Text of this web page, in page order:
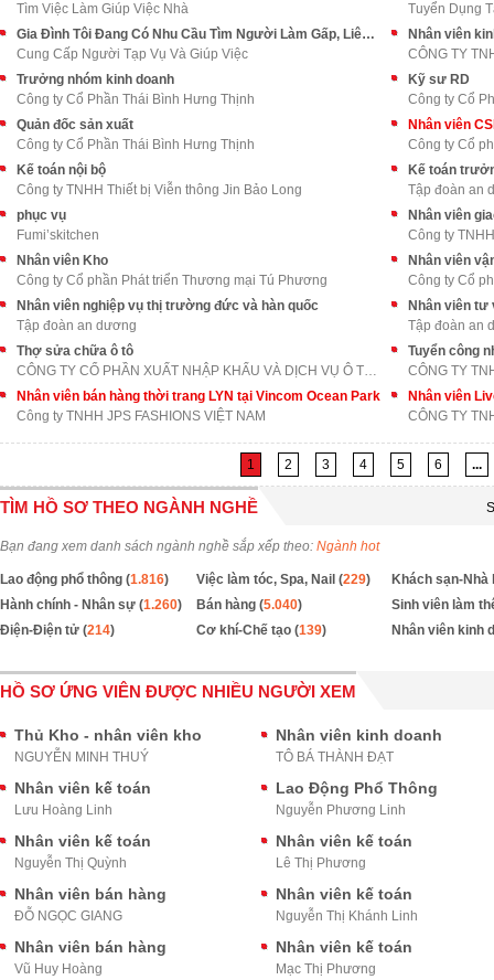
Tìm Việc Làm Giúp Việc Nhà
Tuyển Dụng
Gia Đình Tôi Đang Có Nhu Cầu Tìm Người Làm Gấp, Liên Hệ Ngay
Cung Cấp Người Tạp Vụ Và Giúp Việc
Nhân viên
CÔNG TY
Trưởng nhóm kinh doanh
Công ty Cổ Phần Thái Bình Hưng Thịnh
Kỹ sư RD
Công ty Cổ
Quản đốc sản xuất
Công ty Cổ Phần Thái Bình Hưng Thịnh
Nhân viên
Công ty Cổ
Kế toán nội bộ
Công ty TNHH Thiết bị Viễn thông Jin Bảo Long
Kế toán
Tập đoàn an
phục vụ
Fumi’skitchen
Nhân viên
Công ty
Nhân viên Kho
Công ty Cổ phần Phát triển Thương mại Tú Phương
Nhân viên
Công ty Cổ
Nhân viên nghiệp vụ thị trường đức và hàn quốc
Tập đoàn an dương
Nhân viên tư
Tập đoàn an
Thợ sửa chữa ô tô
CÔNG TY CỔ PHẦN XUẤT NHẬP KHẨU VÀ DỊCH VỤ Ô TÔ LON
Tuyển công
CÔNG TY
Nhân viên bán hàng thời trang LYN tại Vincom Ocean Park
Công ty TNHH JPS FASHIONS VIỆT NAM
Nhân viên
CÔNG TY
1 2 3 4 5 6 ...
TÌM HỒ SƠ THEO NGÀNH NGHỀ
Bạn đang xem danh sách ngành nghề sắp xếp theo: Ngành hot
Lao động phổ thông (1.816) Việc làm tóc, Spa, Nail (229)
Khách sạn-Nhà
Hành chính - Nhân sự (1.260) Bán hàng (5.040)
Sinh viên làm
Điện-Điện tử (214) Cơ khí-Chế tạo (139) Nhân viên kinh
HỒ SƠ ỨNG VIÊN ĐƯỢC NHIỀU NGƯỜI XEM
Thủ Kho - nhân viên kho
NGUYỄN MINH THUÝ
Nhân viên kinh doanh
TÔ BÁ THÀNH ĐẠT
Nhân viên kế toán
Lưu Hoàng Linh
Lao Động Phổ Thông
Nguyễn Phương Linh
Nhân viên kế toán
Nguyễn Thị Quỳnh
Nhân viên kế toán
Lê Thị Phương
Nhân viên bán hàng
ĐỖ NGỌC GIANG
Nhân viên kế toán
Nguyễn Thị Khánh Linh
Nhân viên bán hàng
Vũ Huy Hoàng
Nhân viên kế toán
Mạc Thị Phương